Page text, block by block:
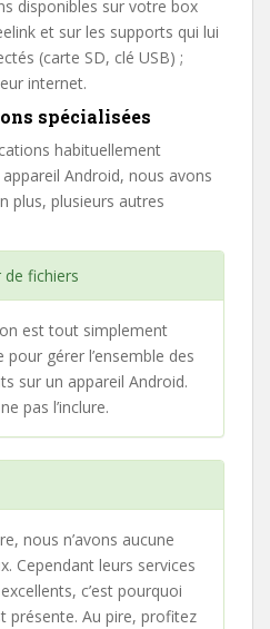
disponibles sur votre box
et sur les supports qui lui
(carte SD, clé USB) ;
internet.
spécialisées
habituellement
Android, nous avons
plus, plusieurs autres
de fichiers
est tout simplement
gérer l’ensemble des
sur un appareil Android.
pas l’inclure.
nous n’avons aucune
Cependant leurs services
c’est pourquoi
présente. Au pire, profitez